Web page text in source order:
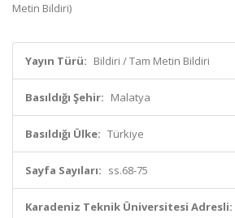
Metin Bildiri)
Yayın Türü: Bildiri / Tam Metin Bildiri
Basıldığı Şehir: Malatya
Basıldığı Ülke: Türkiye
Sayfa Sayıları: ss.68-75
Karadeniz Teknik Üniversitesi Adresli: